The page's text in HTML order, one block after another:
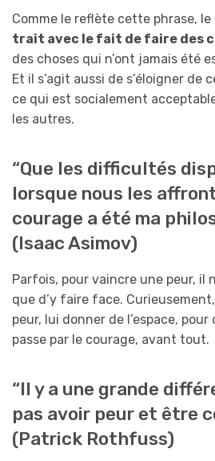
Comme le reflète cette phrase, le
trait avec le fait de faire des
des choses qui n’ont jamais été
Et il s’agit aussi de s’éloigner de
ce qui est socialement
les autres.
“Que les difficultés
lorsque nous les
courage a été ma
(Isaac Asimov)
Parfois, pour vaincre une peur, il
que d’y faire face.
peur, lui donner de l’espace, pour
passe par le courage, avant tout.
“Il y a une grande
pas avoir peur et être
(Patrick Rothfuss)